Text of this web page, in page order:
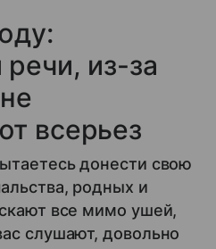
из-за
всерьез
донести свою
родных и
все мимо ушей,
слушают, довольно